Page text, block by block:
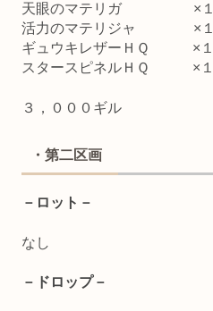
天眼のマテリガ ×１
活力のマテリジャ ×１
ギュウキレザーＨＱ ×１
スタースピネルＨＱ ×１
３，０００ギル
・第二区画
－ロット－
なし
－ドロップ－